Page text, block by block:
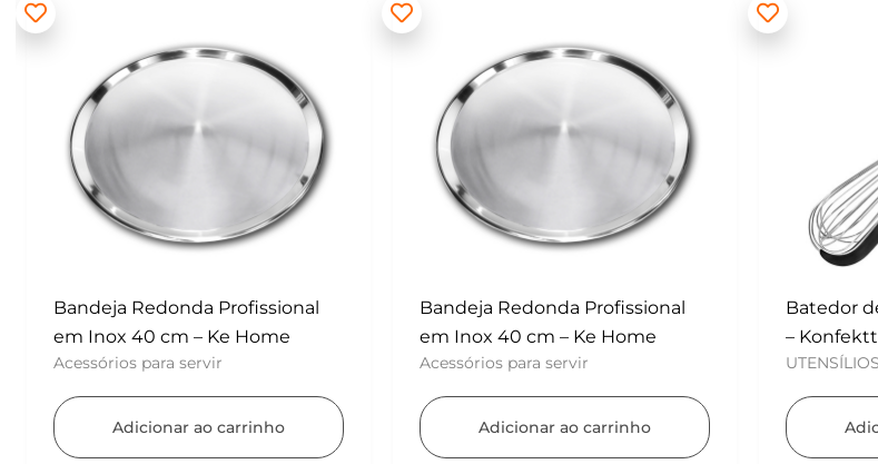
Bandeja Redonda Profissional
em Inox 40 cm – Ke Home
Acessórios para servir
Adicionar ao carrinho
Batedor de Ovos com Raspador
– Konfektt
UTENSÍLIOS
Adicionar ao carrinho
Mini
UTENSÍLIOS